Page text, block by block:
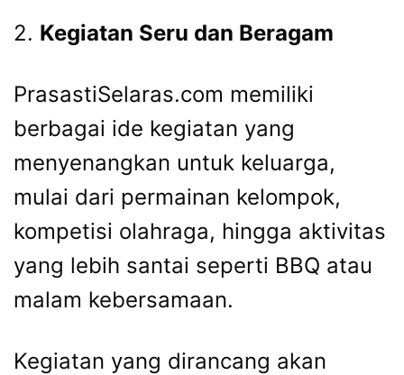
2. Kegiatan Seru dan Beragam
PrasastiSelaras.com memiliki
berbagai ide kegiatan yang
menyenangkan untuk keluarga,
mulai dari permainan kelompok,
kompetisi olahraga, hingga aktivitas
yang lebih santai seperti BBQ atau
malam kebersamaan.
Kegiatan yang dirancang akan